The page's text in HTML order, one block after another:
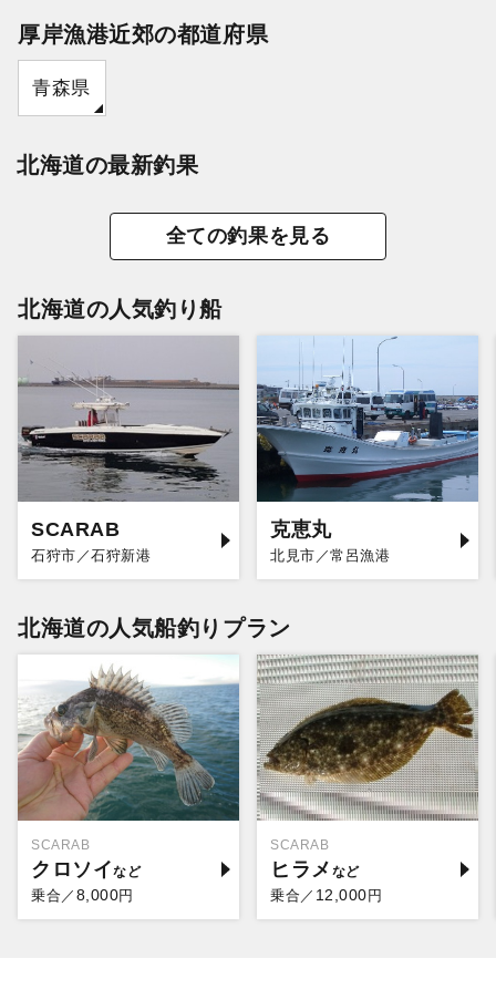
厚岸漁港近郊の都道府県
青森県
北海道の最新釣果
全ての釣果を見る
北海道の人気釣り船
SCARAB
石狩市／石狩新港
克恵丸
北見市／常呂漁港
北海道の人気船釣りプラン
SCARAB
クロソイ
乗合／ 8,000円
SCARAB
ヒラメ
乗合／ 12,000円